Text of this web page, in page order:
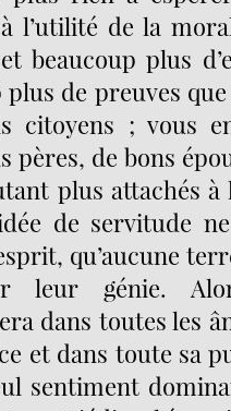
l’utilité de la
beaucoup plus
de preuves
citoyens ; vous
pères, de bons
plus attachés
de servitude
qu’aucune
leur génie.
dans toutes les
et dans toute sa
sentiment